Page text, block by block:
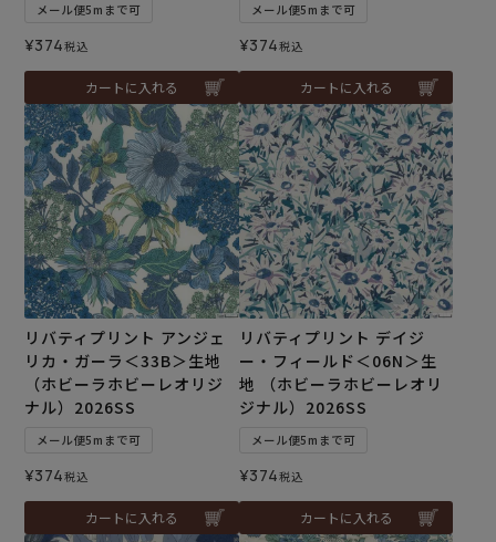
メール便5mまで可
¥374税込
カートに入れる
メール便5mまで可
¥374税込
カートに入れる
リバティプリント アンジェ
リカ・ガーラ＜33B＞生地
（ホビーラホビーレオリジ
ナル）2026SS
メール便5mまで可
¥374税込
カートに入れる
リバティプリント デイジ
ー・フィールド＜06N＞生
地 （ホビーラホビーレオリ
ジナル）2026SS
メール便5mまで可
¥374税込
カートに入れる